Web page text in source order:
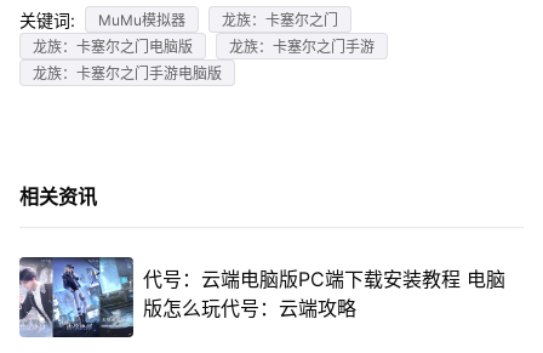
关键词: MuMu模拟器
龙族：卡塞尔之门
龙族：卡塞尔之门电脑版
龙族：卡塞尔之门手游
龙族：卡塞尔之门手游电脑版
相关资讯
代号：云端电脑版PC端下载安装教程 电脑
版怎么玩代号：云端攻略